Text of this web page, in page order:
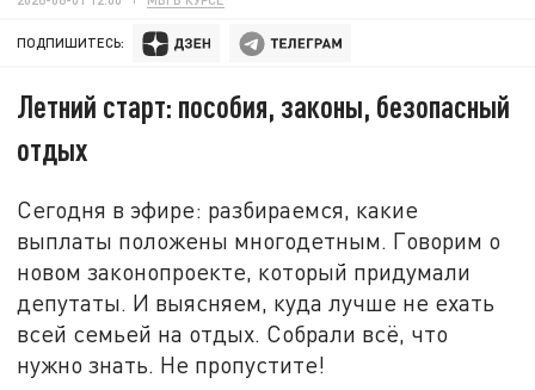
ПОДПИШИТЕСЬ:
Летний старт: пособия, законы, безопасный
отдых
Сегодня в эфире: разбираемся, какие
выплаты положены многодетным. Говорим о
новом законопроекте, который придумали
депутаты. И выясняем, куда лучше не ехать
всей семьей на отдых. Собрали всё, что
нужно знать. Не пропустите!